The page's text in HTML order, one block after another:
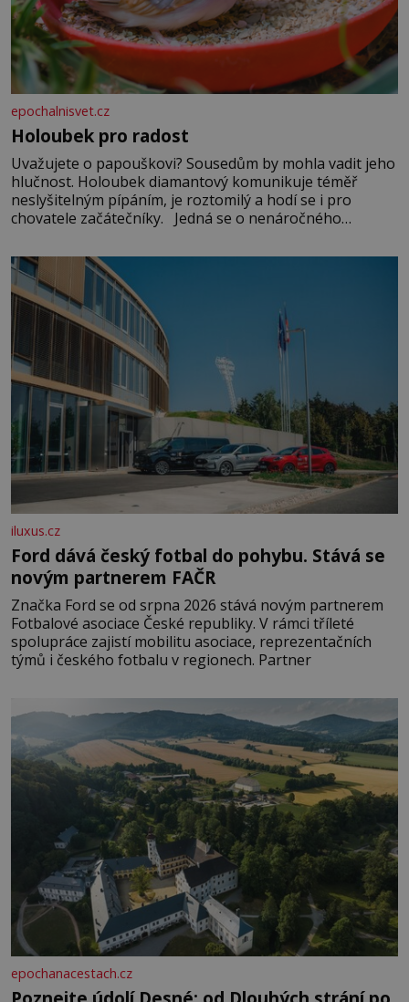
epochalnisvet.cz
Holoubek pro radost
Uvažujete o papouškovi? Sousedům by mohla vadit jeho
hlučnost. Holoubek diamantový komunikuje téměř
neslyšitelným pípáním, je roztomilý a hodí se i pro
chovatele začátečníky. Jedná se o nenáročného
času tráví na zemi, kde sbírá zbytky semínek Jeho
domovinou je prakticky celá Austrálie s výjimkou
pobřežní oblasti.
iluxus.cz
Ford dává český fotbal do pohybu. Stává se
novým partnerem FAČR
Značka Ford se od srpna 2026 stává novým partnerem
Fotbalové asociace České republiky. V rámci tříleté
spolupráce zajistí mobilitu asociace, reprezentačních
týmů i českého fotbalu v regionech. Partner
epochanacestach.cz